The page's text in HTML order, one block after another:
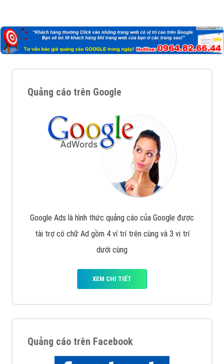
Quảng cáo trên Google
Google Ads là hình thức quảng cáo của Google được
tài trợ có chữ Ad gồm 4 ví trí trên cùng và 3 vị trí
dưới cùng
XEM CHI TIẾT
Quảng cáo trên Facebook